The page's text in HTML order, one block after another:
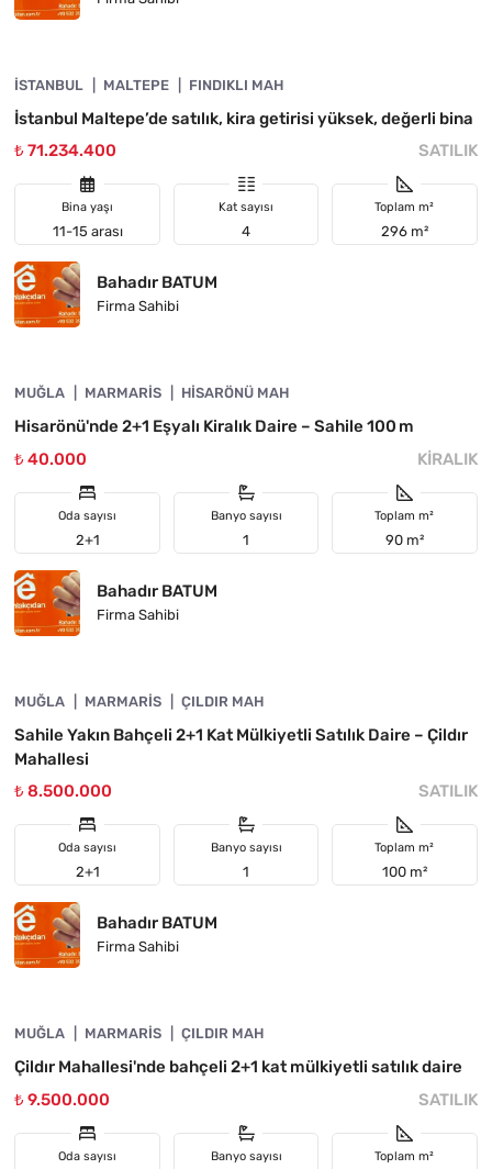
ACIL
İSTANBUL MALTEPE FINDIKLI MAH
İstanbul Maltepe’de satılık, kira getirisi yüksek, değerli bina
₺ 71.234.400
SATILIK
Bina yaşı
11-15 arası
Kat sayısı
4
Toplam m²
296 m²
Bahadır BATUM
Firma Sahibi
KIRALIK
MUĞLA MARMARIS HISARÖNÜ MAH
Hisarönü'nde 2+1 Eşyalı Kiralık Daire – Sahile 100 m
₺ 40.000
KIRALIK
Oda sayısı
2+1
Banyo sayısı
1
Toplam m²
90 m²
Bahadır BATUM
Firma Sahibi
YATIRIMA UYGUN
MUĞLA MARMARIS ÇILDIR MAH
Sahile Yakın Bahçeli 2+1 Kat Mülkiyetli Satılık Daire – Çildır
Mahallesi
₺ 8.500.000
SATILIK
Oda sayısı
2+1
Banyo sayısı
1
Toplam m²
100 m²
Bahadır BATUM
Firma Sahibi
YATIRIMA UYGUN
MUĞLA MARMARIS ÇILDIR MAH
Çildır Mahallesi'nde bahçeli 2+1 kat mülkiyetli satılık daire
₺ 9.500.000
SATILIK
Oda sayısı Banyo sayısı Toplam m²